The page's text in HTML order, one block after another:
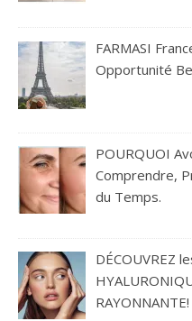
FARMASI
Opportunité
POURQUOI
Comprendre,
du Temps.
DÉCOUVREZ
RAYONNANTE!